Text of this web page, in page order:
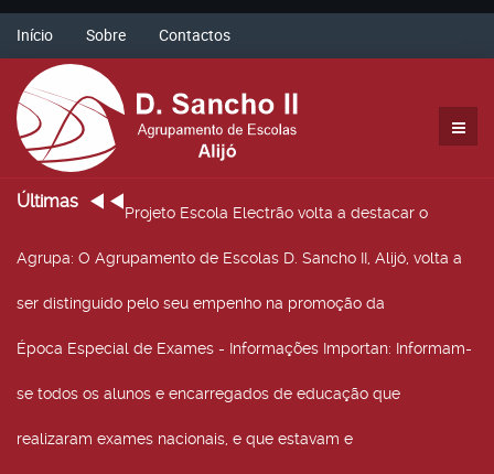
Início Sobre Contactos
Últimas
Projeto Escola Electrão volta a destacar o
Agrupa: O Agrupamento de Escolas D. Sancho II, Alijó, volta a
ser distinguido pelo seu empenho na promoção da
Época Especial de Exames - Informações Importan: Informam-
se todos os alunos e encarregados de educação que
realizaram exames nacionais, e que estavam e